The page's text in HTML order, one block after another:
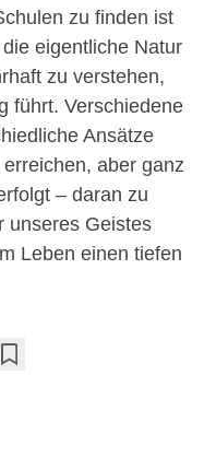
zu finden ist
eigentliche Natur
zu verstehen,
führt. Verschiedene
Ansätze
aber ganz
– daran zu
unseres Geistes
Leben einen tiefen